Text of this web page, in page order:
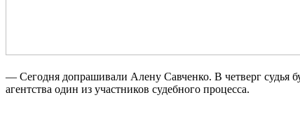
— Сегодня допрашивали Алену Савченко. В четверг судья
агентства один из участников судебного процесса.